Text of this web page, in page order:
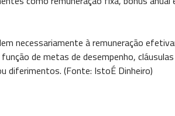
necessariamente à remuneração
de metas de desempenho,
diferimentos. (Fonte: IstoÉ Dinheiro)